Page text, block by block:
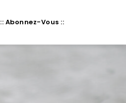
:: Abonnez-Vous ::